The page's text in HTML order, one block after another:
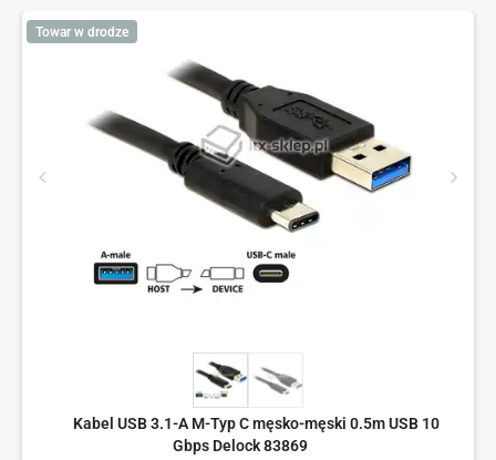
Towar w drodze
Kabel USB 3.1-A M-Typ C męsko-męski 0.5m USB 10
Gbps Delock 83869